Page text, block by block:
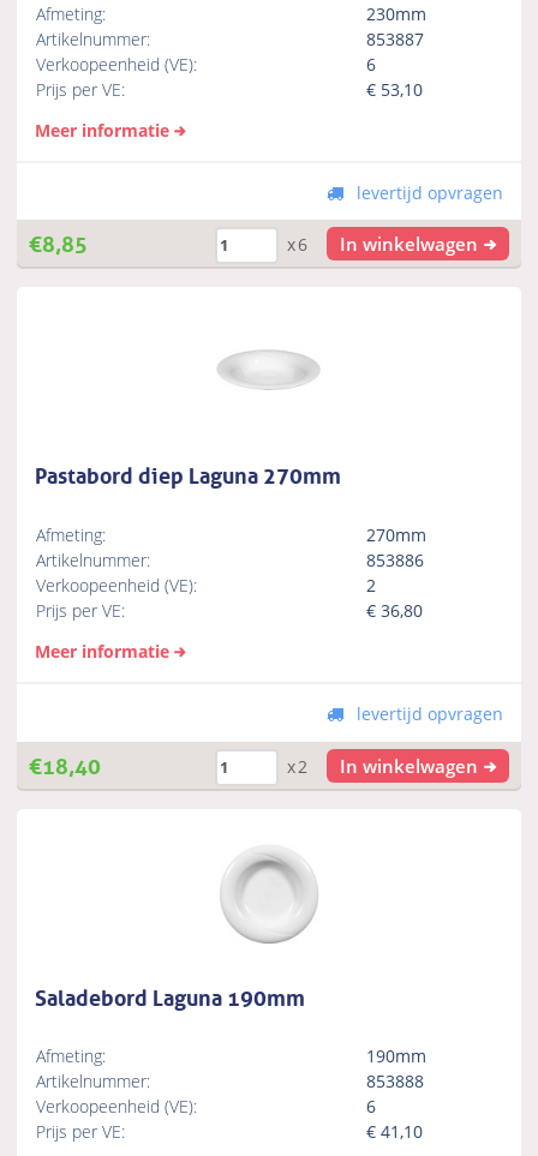
Afmeting:
230mm
Artikelnummer:
853887
Verkoopeenheid (VE):
6
Prijs per VE:
€ 53,10
Meer informatie
levertijd opvragen
€8,85 x6 In winkelwagen
Pastabord diep Laguna 270mm
Afmeting:
270mm
Artikelnummer:
853886
Verkoopeenheid (VE):
2
Prijs per VE:
€36,80
Meer informatie
levertijd opvragen
€18,40 x2 In winkelwagen
Saladebord Laguna 190mm
Afmeting:
190mm
Artikelnummer:
853888
Verkoopeenheid (VE):
6
Prijs per VE:
€41,10